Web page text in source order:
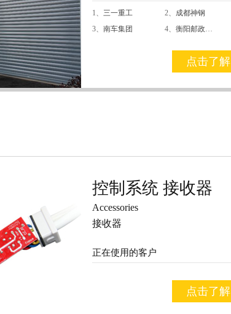
1、 三一重工 2、 成都神钢
3、 南车集团 4、 衡阳邮政…
点击了解
控制系统 接收器
Accessories
接收器
正在使用的客户
点击了解